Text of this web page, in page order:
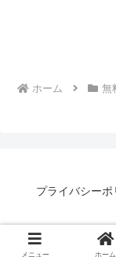
ホーム 無
プライバシーポ
©
メニュー ホーム